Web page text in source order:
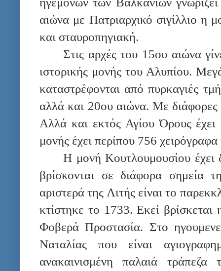
αιώνα με Πατριαρχικό σιγίλλιο η
και σταυροπηγιακή.
Στις αρχές του 15ου αιώνα
ιστορικής μονής του Αλυπίου.
καταστρέφονται από πυρκαγιές
αλλά και 20ου αιώνα. Με διάφορες
Αλλά και εκτός Αγίου Όρους
μονής έχει περίπου 756
Η μονή Κουτλουμουσίου
βρίσκονται σε διάφορα σημεία
αριστερά της Λιτής είναι το
κτίστηκε το 1733. Εκεί
Φοβερά Προστασία. Στο
Ναταλίας που είναι
ανακαινισμένη παλαιά